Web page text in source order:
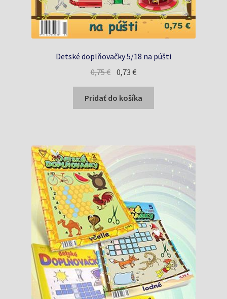
Detské doplňovačky 5/18 na púšti
0,75€ Pôvodná
bola:
0,75 €.
0,73€Aktuálna
je:
0,73 €.
Pridať do košíka